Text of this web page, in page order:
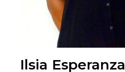
Ilsia